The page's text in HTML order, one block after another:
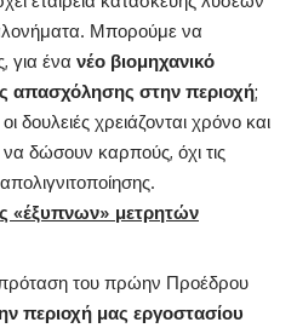
Μπορούμε να
για ένα νέο βιομηχανικό
απασχόλησης στην περιοχή;
δουλειές χρειάζονται χρόνο και
δώσουν καρπούς, όχι τις
«έξυπνων» μετρητών
του πρώην Προέδρου
περιοχή μας εργοστασίου